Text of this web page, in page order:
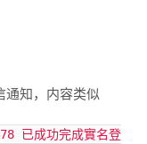
通知，内容类似
已成功完成實名登